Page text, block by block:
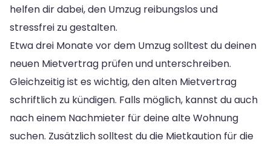
helfen dir dabei, den Umzug reibungslos und
stressfrei zu gestalten.
Etwa drei Monate vor dem Umzug solltest du deinen
neuen Mietvertrag prüfen und unterschreiben.
Gleichzeitig ist es wichtig, den alten Mietvertrag
schriftlich zu kündigen. Falls möglich, kannst du auch
nach einem Nachmieter für deine alte Wohnung
suchen. Zusätzlich solltest du die Mietkaution für die